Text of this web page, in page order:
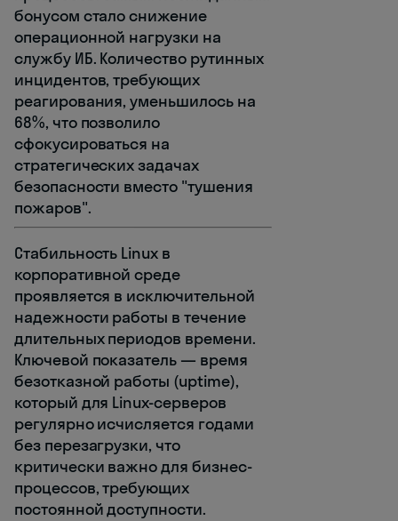
бонусом стало снижение
операционной нагрузки на
службу ИБ. Количество рутинных
инцидентов, требующих
реагирования, уменьшилось на
68%, что позволило
сфокусироваться на
стратегических задачах
безопасности вместо "тушения
пожаров".
Стабильность Linux в
корпоративной среде
проявляется в исключительной
надежности работы в течение
длительных периодов времени.
Ключевой показатель — время
безотказной работы (uptime),
который для Linux-серверов
регулярно исчисляется годами
без перезагрузки, что
критически важно для бизнес-
процессов, требующих
постоянной доступности.